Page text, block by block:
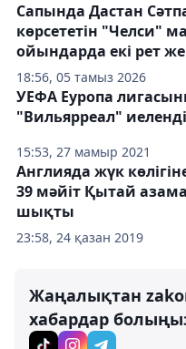
18:56, 05 тамыз 2026
Сапында Дастан
көрсететін "Челси"
ойындарда екі рет
15:53, 27 мамыр 2021
УЕФА Еуропа
"Вильярреал" иеленді
23:58, 24 қазан 2019
Англияда жүк
39 мәйіт Қытай
шықты
Жаңалықтан
хабардар